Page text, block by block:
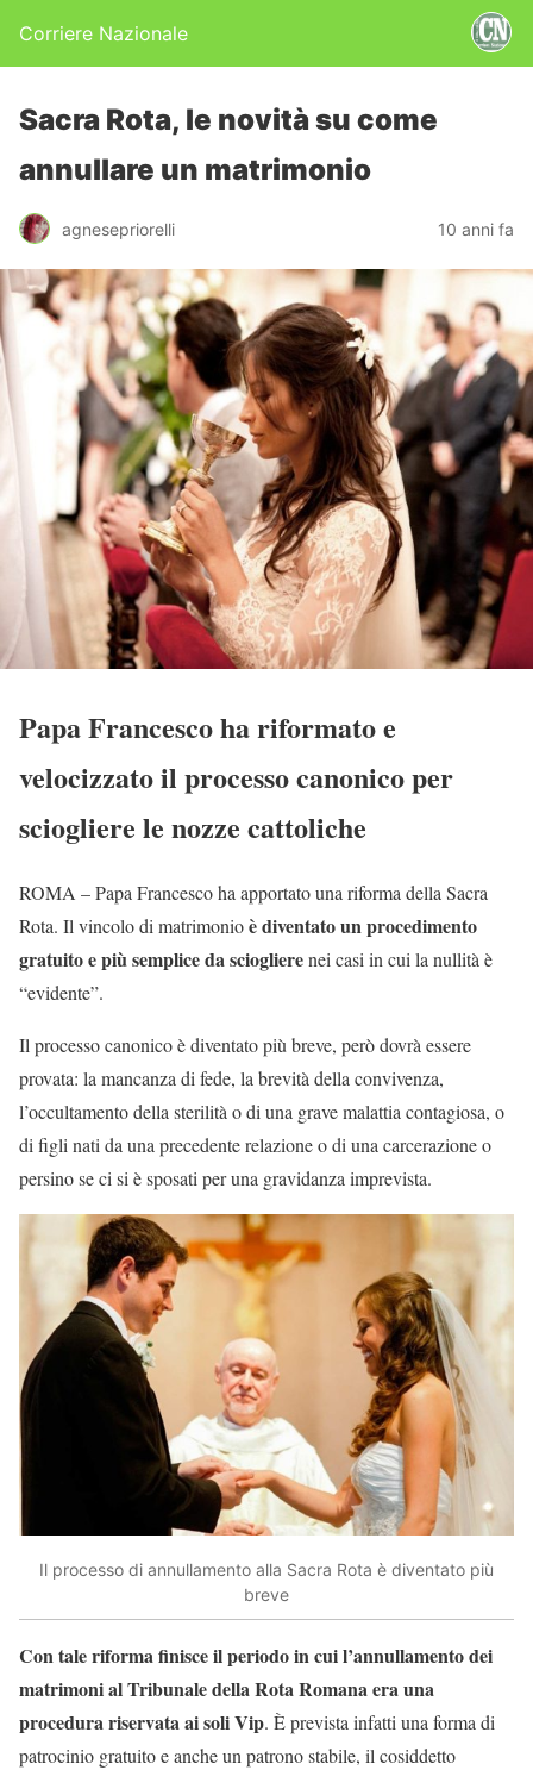
Corriere Nazionale
Sacra Rota, le novità su come
annullare un matrimonio
agnesepriorelli 10 anni fa
Papa Francesco ha riformato e
velocizzato il processo canonico per
sciogliere le nozze cattoliche
ROMA – Papa Francesco ha apportato una riforma della Sacra
Rota. Il vincolo di matrimonioè diventato un procedimento
gratuito e più semplice da scioglierenei casi in cui la nullità è
“evidente”.
Il processo canonico è diventato più breve, però dovrà essere
provata: la mancanza di fede, la brevità della convivenza,
l’occultamento della sterilità o di una grave malattia contagiosa, o
di figli nati da una precedente relazione o di una carcerazione o
persino se ci si è sposati per una gravidanza imprevista.
Il processo di annullamento alla Sacra Rota è diventato più
breve
Con tale riforma finisce il periodo in cui l’annullamento dei
matrimoni al Tribunale della Rota Romana era una
procedura riservata ai soli Vip. È prevista infatti una forma di
patrocinio gratuito e anche un patrono stabile, il cosiddetto